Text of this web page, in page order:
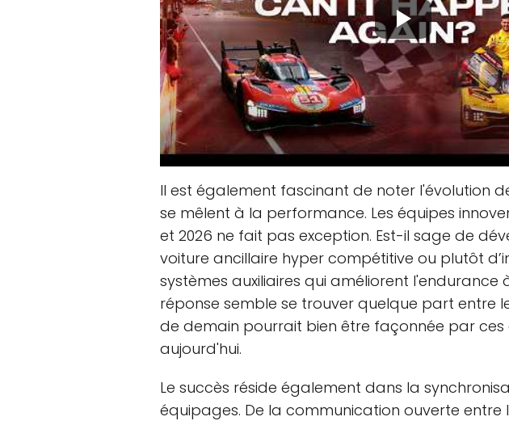
Il est également fascinant de noter l'évolution
se mêlent à la performance. Les équipes
et 2026 ne fait pas exception. Est-il sage de
voiture ancillaire hyper compétitive ou plutôt
systèmes auxiliaires qui améliorent l'endurance
réponse semble se trouver quelque part entre
de demain pourrait bien être façonnée par ces
aujourd'hui.
Le succès réside également dans la
équipages. De la communication ouverte entre